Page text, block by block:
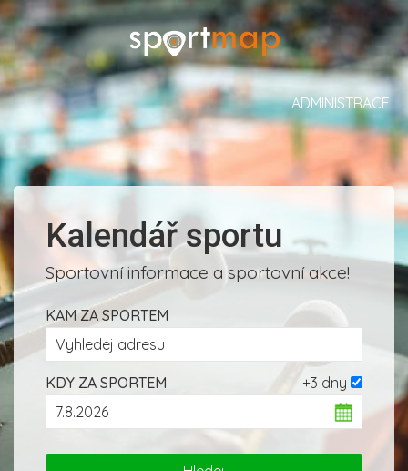
ADMINISTRACE
Kalendář sportu
Sportovní informace a sportovní akce!
KAM ZA SPORTEM
+3 dny
KDY ZA SPORTEM